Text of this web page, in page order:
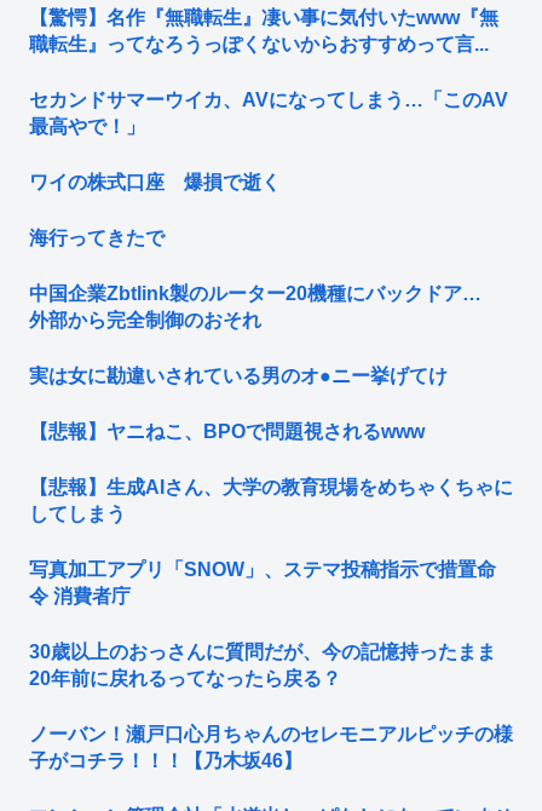
【驚愕】名作『無職転生』凄い事に気付いたwww『無
職転生』ってなろうっぽくないからおすすめって言...
セカンドサマーウイカ、AVになってしまう…「このAV
最高やで！」
ワイの株式口座 爆損で逝く
海行ってきたで
中国企業Zbtlink製のルーター20機種にバックドア…
外部から完全制御のおそれ
実は女に勘違いされている男のオ●ニー挙げてけ
【悲報】ヤニねこ、BPOで問題視されるwww
【悲報】生成AIさん、大学の教育現場をめちゃくちゃに
してしまう
写真加工アプリ「SNOW」、ステマ投稿指示で措置命
令 消費者庁
30歳以上のおっさんに質問だが、今の記憶持ったまま
20年前に戻れるってなったら戻る？
ノーバン！瀬戸口心月ちゃんのセレモニアルピッチの様
子がコチラ！！！【乃木坂46】